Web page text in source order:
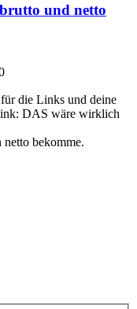
und netto
die Links und deine
DAS wäre wirklich
netto bekomme.